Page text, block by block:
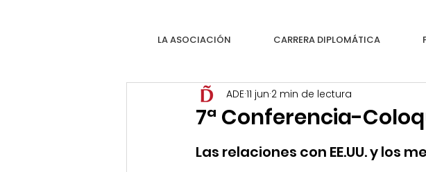
LA ASOCIACIÓN CARRERA DIPLOMÁTICA
7ª Conferencia-
ADE11 jun 2 min de lectura
Las relaciones con EE.UU. y los